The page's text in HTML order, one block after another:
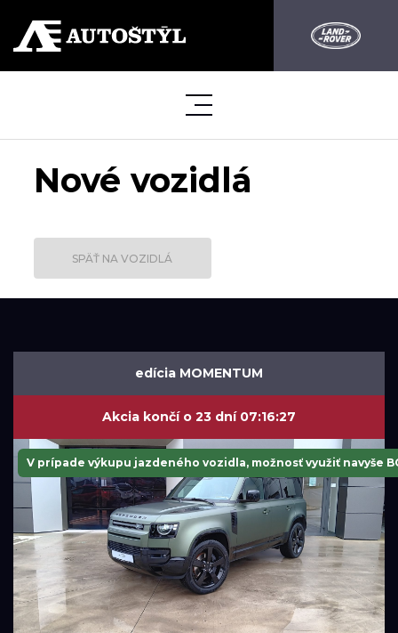
Nové vozidlá
SPÄŤ NA VOZIDLÁ
edícia MOMENTUM
Akcia končí o 23 dní 07:16:26
V prípade výkupu jazdeného vozidla, možnosť využiť navyše